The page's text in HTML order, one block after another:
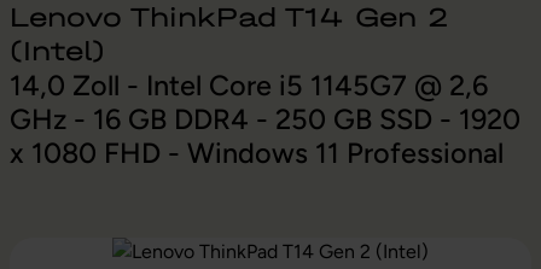
Lenovo ThinkPad T14 Gen 2
(Intel)
14,0 Zoll - Intel Core i5 1145G7 @ 2,6
GHz - 16 GB DDR4 - 250 GB SSD - 1920
x 1080 FHD - Windows 11 Professional
Bildergalerie überspringen